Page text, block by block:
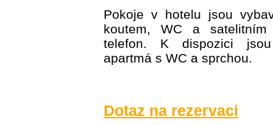
Pokoje v hotelu jsou
koutem, WC a
telefon. K dispozici
apartmá s WC a sprchou.
Dotaz na rezervaci